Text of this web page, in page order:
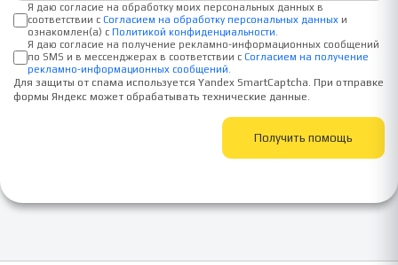
Я даю согласие на обработку моих персональных данных в
соответствии с Согласием на обработку персональных данных и
ознакомлен(а) с Политикой конфиденциальности
Я даю согласие на получение рекламно-информационных сообщений
по SMS и в мессенджерах в соответствии с Согласием на получение
рекламно-информационных сообщений
Для защиты от спама используется Yandex SmartCaptcha. При отправке
формы Яндекс может обрабатывать технические данные.
Получить помощь